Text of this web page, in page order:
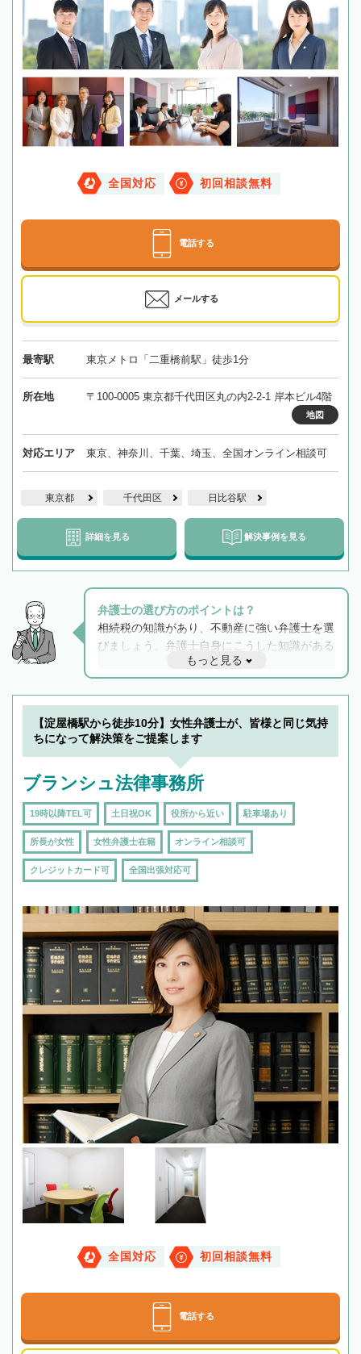
全国対応 初回相談無料
電話する
メールする
最寄駅 東京メトロ「二重橋前駅」徒歩1分
所在地 〒100-0005 東京都千代田区丸の内2-2-1 岸本ビル4階
地図
対応エリア 東京、神奈川、千葉、埼玉、全国オンライン相談可
東京都 千代田区 日比谷駅
詳細を見る 解決事例を見る
弁護士の選び方のポイントは？
相続税の知識があり、不動産に強い弁護士を選
びましょう。弁護士自身にこうした知識がある
と他士業との連携もスムーズに進み、トラブル
解決のみならず相続をトータルで任せることが
できます。また、相続は感情がからむ分野なの
でフィーリングも重要です。実際に電話や面談
で複数の弁護士と会話をしてウマが合う方に依
もっと見る
【淀屋橋駅から徒歩10分】女性弁護士が、皆様と同じ気持
ちになって解決策をご提案します
ブランシュ法律事務所
19時以降TEL可 土日祝OK 役所から近い 駐車場あり
所長が女性 女性弁護士在籍 オンライン相談可
クレジットカード可 全国出張対応可
全国対応 初回相談無料
電話する